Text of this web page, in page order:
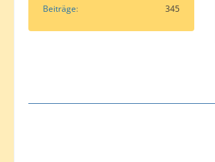
Beiträge
345